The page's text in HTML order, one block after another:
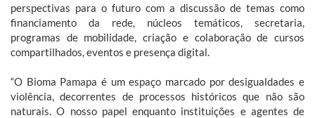
perspectivas para o futuro com a discussão de temas como
financiamento da rede, núcleos temáticos, secretaria,
programas de mobilidade, criação e colaboração de cursos
compartilhados, eventos e presença digital.
“O Bioma Pamapa é um espaço marcado por desigualdades e
violência, decorrentes de processos históricos que não são
naturais. O nosso papel enquanto instituições e agentes de